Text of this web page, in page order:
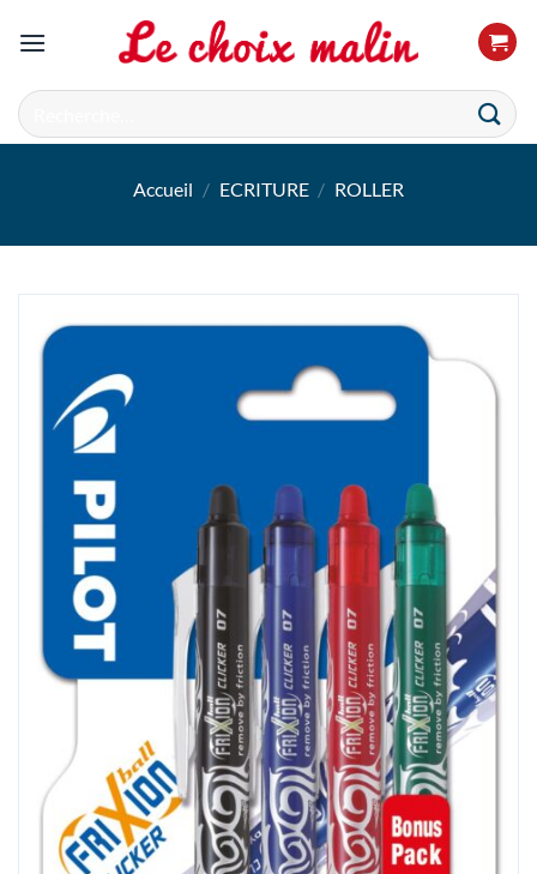
Recherche
pour :
Accueil / ECRITURE / ROLLER